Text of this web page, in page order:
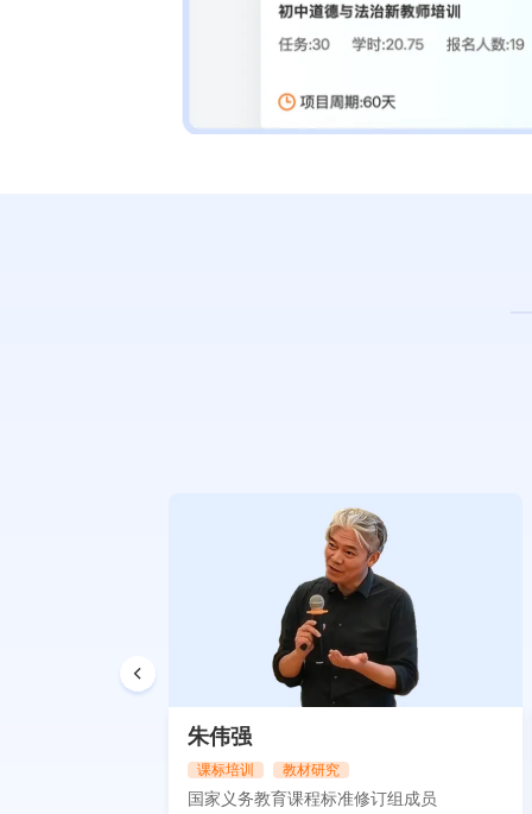
朱伟强
课标培训 教材研究
国家义务教育课程标准修订组成员